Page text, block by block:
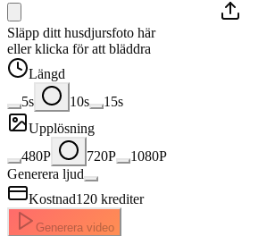
Släpp ditt husdjursfoto här
eller klicka för att bläddra
Längd
5s
10s
15s
Upplösning
480P
720P
1080P
Generera ljud
Kostnad120 krediter
Generera video